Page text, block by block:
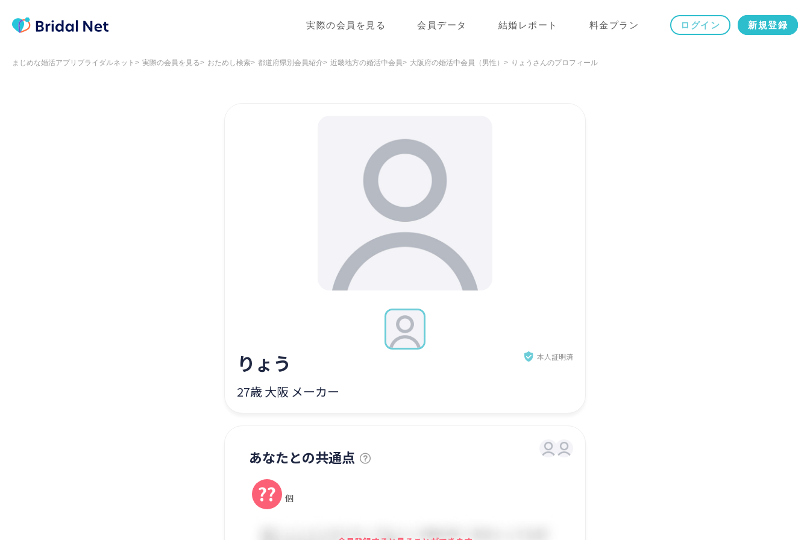
実際の会員を見る 会員データ 結婚レポート 料金プラン ログイン 新規登録
まじめな婚活アプリブライダルネット 実際の会員を見る おためし検索 都道府県別会員紹介 近畿地方の婚活中会員 大阪府の婚活中会員（男性） りょうさんのプロフィール
りょう 本人証明済
27歳 大阪 メーカー
あなたとの共通点
?? 個